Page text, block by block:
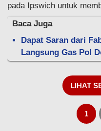
pada Ipswich untuk
Baca Juga
Dapat Saran dari
Langsung Gas Pol
LIHAT
1